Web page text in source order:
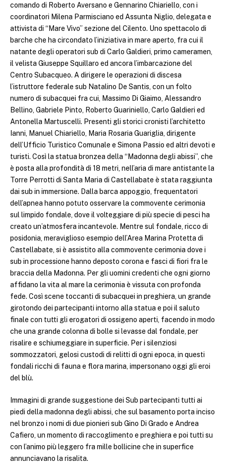
comando di Roberto Aversano e Gennarino Chiariello, con i
coordinatori Milena Parmisciano ed Assunta Niglio, delegata e
attivista di “Mare Vivo” sezione del Cilento. Uno spettacolo di
barche che ha circondato l’iniziativa in mare aperto, fra cui il
natante degli operatori sub di Carlo Galdieri, primo cameramen,
il velista Giuseppe Squillaro ed ancora l’imbarcazione del
Centro Subacqueo. A dirigere le operazioni di discesa
l’istruttore federale sub Natalino De Santis, con un folto
numero di subacquei fra cui, Massimo Di Giaimo, Alessandro
Bellino, Gabriele Pinto, Roberto Guariniello, Carlo Galdieri ed
Antonella Martuscelli. Presenti gli storici cronisti l’architetto
Ianni, Manuel Chiariello, Maria Rosaria Guariglia, dirigente
dell’Ufficio Turistico Comunale e Simona Passio ed altri devoti e
turisti. Così la statua bronzea della “Madonna degli abissi”, che
è posta alla profondità di 18 metri, nell’aria di mare antistante la
Torre Perrotti di Santa Maria di Castellabate è stata raggiunta
dai sub in immersione. Dalla barca appoggio, frequentatori
dell’apnea hanno potuto osservare la commovente cerimonia
sul limpido fondale, dove il volteggiare di più specie di pesci ha
creato un’atmosfera incantevole. Mentre sul fondale, ricco di
posidonia, meraviglioso esempio dell’Area Marina Protetta di
Castellabate, si è assistito alla commovente cerimonia dove i
sub in processione hanno deposto corona e fasci di fiori fra le
braccia della Madonna. Per gli uomini credenti che ogni giorno
affidano la vita al mare la cerimonia è vissuta con profonda
fede. Così scene toccanti di subacquei in preghiera, un grande
girotondo dei partecipanti intorno alla statua e poi il saluto
finale con tutti gli erogatori di ossigeno aperti, facendo in modo
che una grande colonna di bolle si levasse dal fondale, per
risalire e schiumeggiare in superficie. Per i silenziosi
sommozzatori, gelosi custodi di relitti di ogni epoca, in questi
fondali ricchi di fauna e flora marina, impersonano oggi gli eroi
del blù.
Immagini di grande suggestione dei Sub partecipanti tutti ai
piedi della madonna degli abissi, che sul basamento porta inciso
nel bronzo i nomi di due pionieri sub Gino Di Grado e Andrea
Cafiero, un momento di raccoglimento e preghiera e poi tutti su
con l’animo più leggero fra mille bollicine che in superfice
annunciavano la risalita.